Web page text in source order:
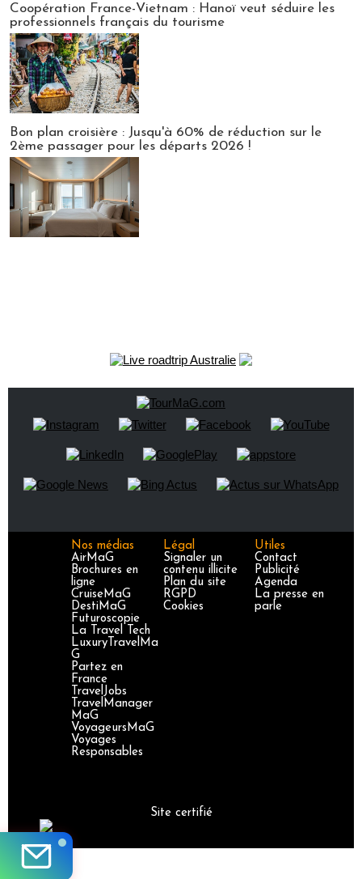
Coopération France-Vietnam : Hanoï veut séduire les
professionnels français du tourisme
Bon plan croisière : Jusqu'à 60% de réduction sur le
2ème passager pour les départs 2026 !
Nos médias
AirMaG
Brochures en
ligne
CruiseMaG
DestiMaG
Futuroscopie
La Travel Tech
LuxuryTravelMa
G
Partez en
France
TravelJobs
TravelManager
MaG
VoyageursMaG
Voyages
Responsables
Légal
Signaler un
contenu illicite
Plan du site
RGPD
Cookies
Utiles
Contact
Publicité
Agenda
La presse en
parle
Site certifié